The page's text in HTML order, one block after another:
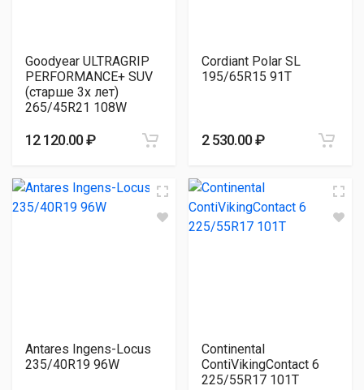
Goodyear ULTRAGRIP
PERFORMANCE+ SUV
(старше 3х лет)
265/45R21 108W
12 120.00 ₽
Cordiant Polar SL
195/65R15 91T
2 530.00 ₽
Antares Ingens-Locus
235/40R19 96W
Continental
ContiVikingContact 6
225/55R17 101T